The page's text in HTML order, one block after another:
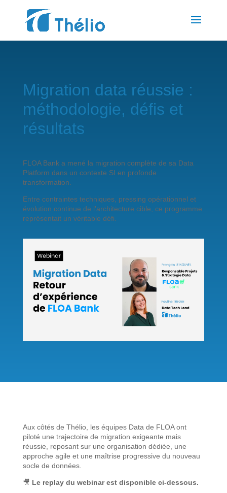
Migration data réussie :
méthodologie, défis et
résultats
FLOA Bank a mené la migration complète de sa Data
Platform dans un contexte SI en profonde
transformation.
Entre contraintes techniques, pressing opérationnel et
évolution continue de l’architecture cible, ce programme
représentait un véritable défi.
Aux côtés de Thélio, les équipes Data de FLOA ont
piloté une trajectoire de migration exigeante mais
réussie, reposant sur une organisation dédiée, une
approche agile et une maîtrise progressive du nouveau
socle de données.
🎥 Le replay du webinar est disponible ci-dessous.